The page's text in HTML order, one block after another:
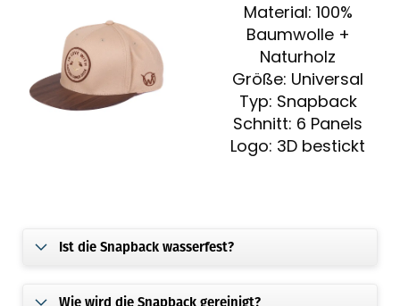
Material: 100%
Baumwolle +
Naturholz
Größe: Universal
Typ: Snapback
Schnitt: 6 Panels
Logo: 3D bestickt
Ist die Snapback wasserfest?
Wie wird die Snapback gereinigt?